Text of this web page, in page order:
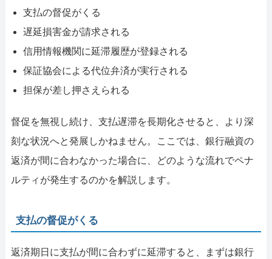
支払の督促がくる
遅延損害金が請求される
信用情報機関に延滞履歴が登録される
保証協会による代位弁済が実行される
担保が差し押さえられる
督促を無視し続け、支払遅滞を長期化させると、より深
刻な状況へと発展しかねません。ここでは、銀行融資の
返済が間に合わなかった場合に、どのような流れでペナ
ルティが発生するのかを解説します。
支払の督促がくる
返済期日に支払が間に合わずに延滞すると、まずは銀行